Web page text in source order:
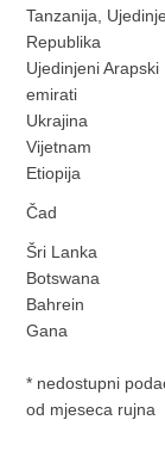
Tanzanija,
Republika
Ujedinjeni Arapski
emirati
Ukrajina
Vijetnam
Etiopija
Čad
Šri Lanka
Botswana
Bahrein
Gana
* nedostupni
od mjeseca rujna